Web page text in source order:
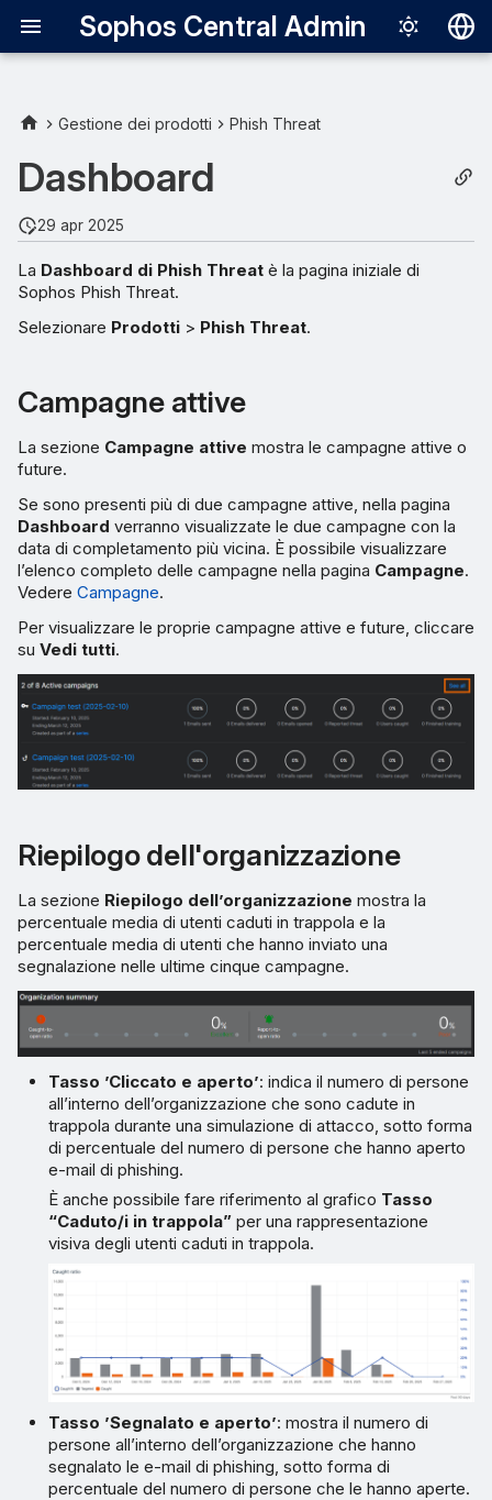
Sophos Central Admin
Italiano
日本語
dell'organizzazione
Utenti caduti in trappola
Utenti che hanno segnalato
Fattori di consapevolezza
Esporta in PDF
Gestione dei prodotti Phish Threat
Dashboard
29 apr 2025
La Dashboard di Phish Threat è la pagina iniziale di
Sophos Phish Threat.
Selezionare Prodotti > Phish Threat.
Campagne attive
La sezione Campagne attive mostra le campagne attive o
future.
Se sono presenti più di due campagne attive, nella pagina
Dashboard verranno visualizzate le due campagne con la
data di completamento più vicina. È possibile visualizzare
l’elenco completo delle campagne nella pagina Campagne.
Vedere Campagne.
Per visualizzare le proprie campagne attive e future, cliccare
su Vedi tutti.
Riepilogo dell'organizzazione
La sezione Riepilogo dell’organizzazione mostra la
percentuale media di utenti caduti in trappola e la
percentuale media di utenti che hanno inviato una
segnalazione nelle ultime cinque campagne.
Tasso ’Cliccato e aperto’: indica il numero di persone
all’interno dell’organizzazione che sono cadute in
trappola durante una simulazione di attacco, sotto forma
di percentuale del numero di persone che hanno aperto
e-mail di phishing.
È anche possibile fare riferimento al grafico Tasso
“Caduto/i in trappola” per una rappresentazione
visiva degli utenti caduti in trappola.
Tasso ’Segnalato e aperto’: mostra il numero di
persone all’interno dell’organizzazione che hanno
segnalato le e-mail di phishing, sotto forma di
percentuale del numero di persone che le hanno aperte.